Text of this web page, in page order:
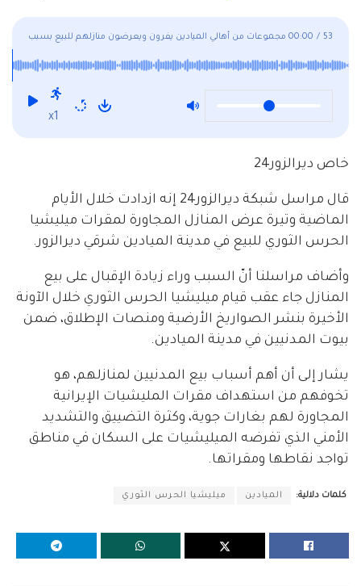
مجموعات من أهالي الميادين يفرون ويعرضون منازلهم للبيع بسبب
ميليشيا الحرس الثوري
00:00 / 53
x1
خاص ديرالزور24
قال مراسل شبكة ديرالزور24 إنه ازدادت خلال الأيام
الماضية وتيرة عرض المنازل المجاورة لمقرات ميليشيا
الحرس الثوري للبيع في مدينة الميادين شرقي ديرالزور.
وأضاف مراسلنا أنّ السبب وراء زيادة الإقبال على بيع
المنازل جاء عقب قيام ميليشيا الحرس الثوري خلال الآونة
الأخيرة بنشر الصواريخ الأرضية ومنصات الإطلاق، ضمن
بيوت المدنيين في مدينة الميادين.
يشار إلى أن أهم أسباب بيع المدنيين لمنازلهم، هو
تخوفهم من استهداف مقرات المليشيات الإيرانية
المجاورة لهم بغارات جوية، وكثرة التضييق والتشديد
الأمني الذي تفرضه الميليشيات على السكان في مناطق
تواجد نقاطها ومقراتها.
كلمات دلالية: الميادين ميليشيا الحرس الثوري